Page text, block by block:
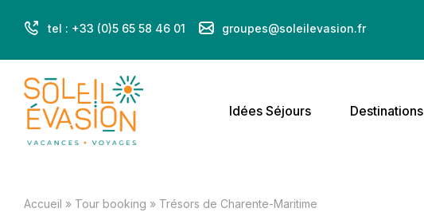
tel : +33 (0)5 65 58 46 01 groupes@soleilevasion.fr
Idées Séjours Destinations
Accueil » Tour booking » Trésors de Charente-Maritime